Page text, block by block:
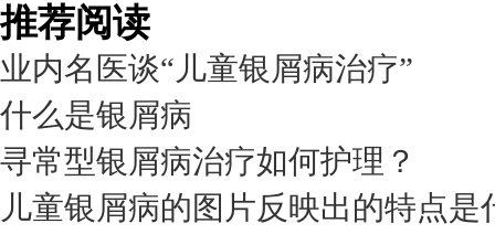
推荐阅读
业内名医谈“儿童银屑病治疗”
什么是银屑病
寻常型银屑病治疗如何护理？
儿童银屑病的图片反映出的特点是